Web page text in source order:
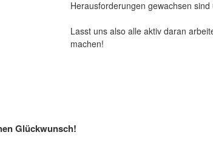
Herausforderungen gewachsen
Lasst uns also alle aktiv daran
machen!
Glückwunsch!